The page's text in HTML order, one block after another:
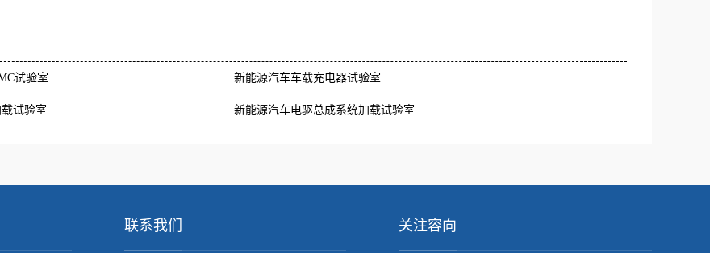
试验室 新能源汽车车载充电器试验室
试验室 新能源汽车电驱总成系统加载试验室
联系我们 关注容向